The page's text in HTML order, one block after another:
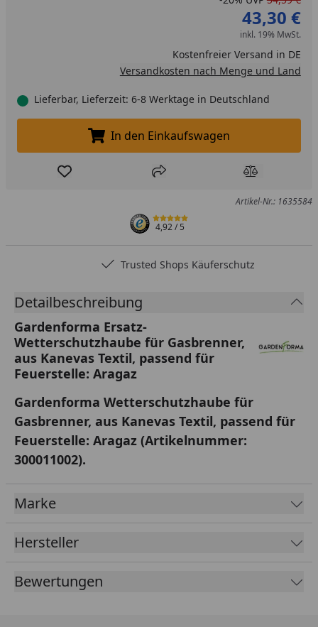
43,30 €
inkl. 19% MwSt.
Kostenfreier Versand in DE
Versandkosten nach Menge und Land
Lieferbar, Lieferzeit: 6-8 Werktage in Deutschland
In den Einkaufswagen legen
In den Einkaufswagen
Produkt zur Wunschliste hinzufügen
Teilen Produkt
Artikel-Nr.: 1635584
4,92/ 5
Trusted Shops Käuferschutz
Detailbeschreibung
Gardenforma Ersatz-
Wetterschutzhaube für Gasbrenner,
aus Kanevas Textil, passend für
Feuerstelle: Aragaz
Gardenforma Wetterschutzhaube für
Gasbrenner, aus Kanevas Textil, passend für
Feuerstelle: Aragaz (Artikelnummer:
300011002).
Marke
Hersteller
Bewertungen